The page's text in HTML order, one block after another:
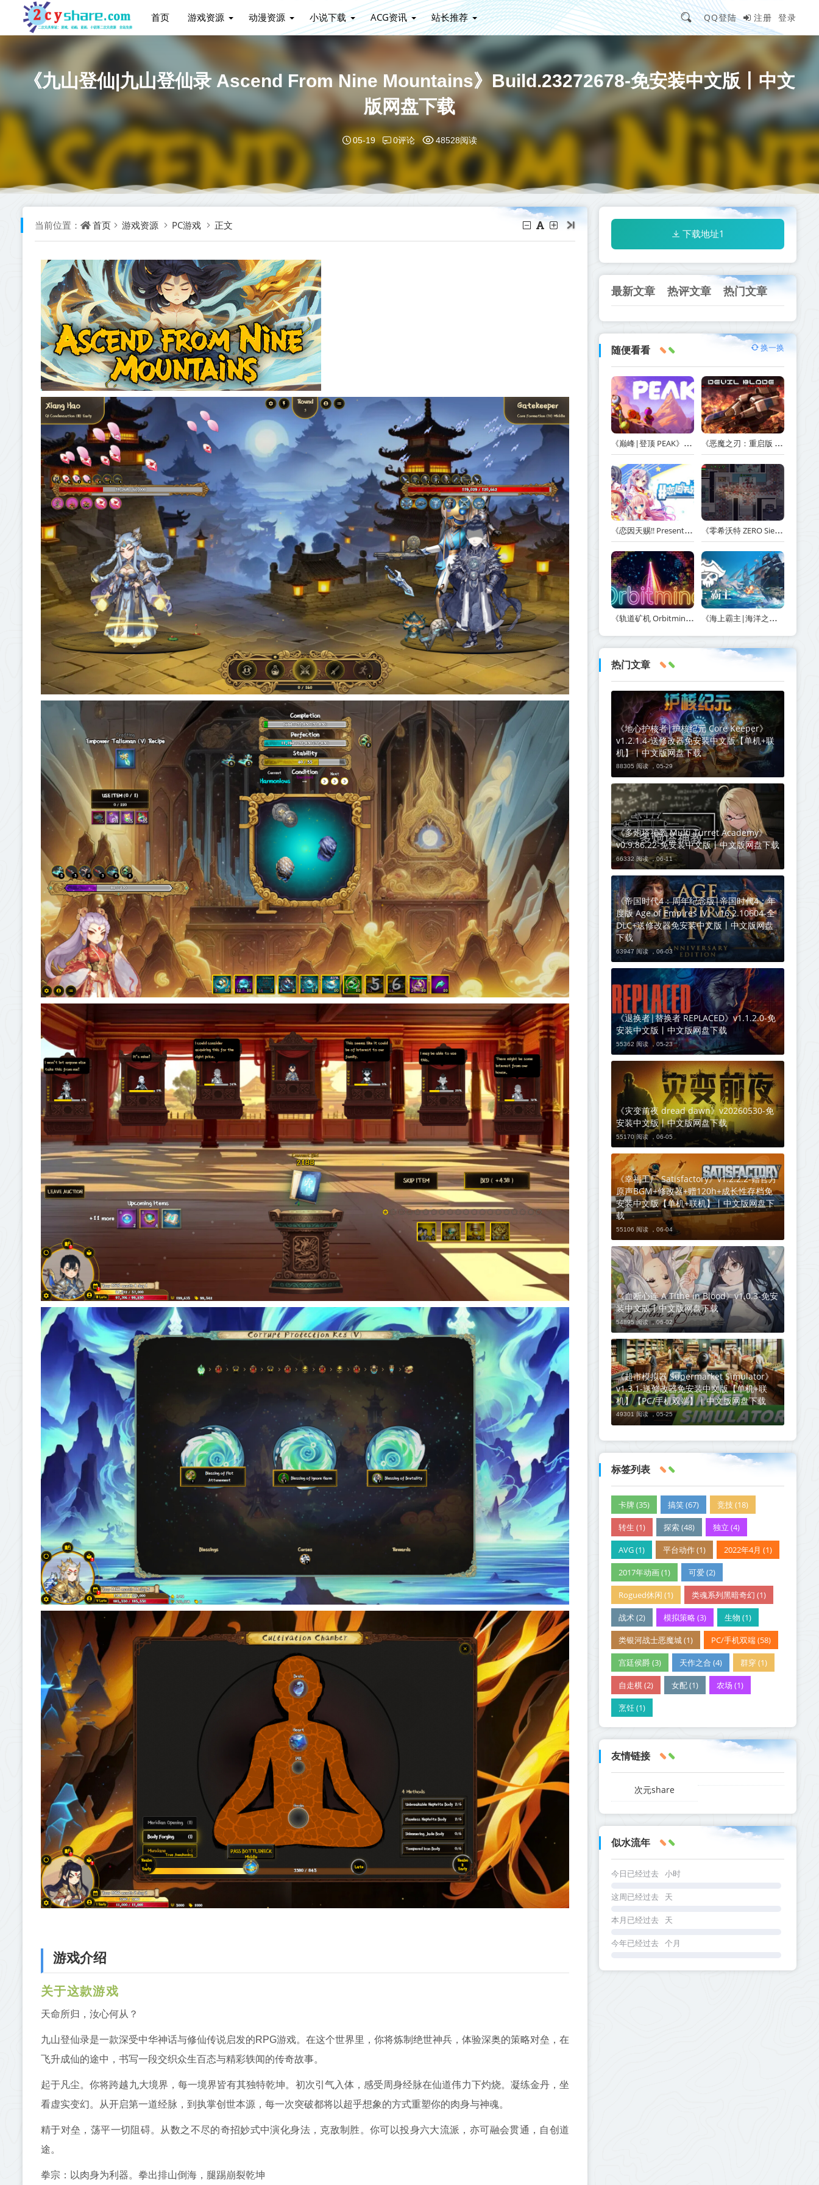
首页 游戏资源 动漫资源 小说下载 ACG资讯 站长推荐 QQ登陆 注册 登录
《九山登仙|九山登仙录 Ascend From Nine Mountains》Build.23272678-免安装中文版丨中文
版网盘下载
05-19 0评论 48528阅读
当前位置： 首页 游戏资源 PC游戏 正文
游戏介绍
关于这款游戏
天命所归，汝心何从？
九山登仙录是一款深受中华神话与修仙传说启发的RPG游戏。在这个世界里，你将炼制绝世神兵，体验深奥的策略对垒，在
飞升成仙的途中，书写一段交织众生百态与精彩轶闻的传奇故事。
起于凡尘。你将跨越九大境界，每一境界皆有其独特乾坤。初次引气入体，感受周身经脉在仙道伟力下灼烧。凝练金丹，坐
看虚实变幻。从开启第一道经脉，到执掌创世本源，每一次突破都将以超乎想象的方式重塑你的肉身与神魂。
精于对垒，荡平一切阻碍。从数之不尽的奇招妙式中演化身法，克敌制胜。你可以投身六大流派，亦可融会贯通，自创道
途。
拳宗：以肉身为利器。拳出排山倒海，腿踢崩裂乾坤
下载地址1
最新文章 热评文章 热门文章
随便看看 换一换
《巅峰|登顶 PEAK》v1.47.a【单机+联机】丨中文版网盘下载 《恶魔之刃：重启版 DEVIL BLADE REBOOT》v1.2.4-免安装中文版丨中文版网盘下载
《恋因天赐!! Present From Angel Template!! An Angel's Gift》Build.23930554-免安装中文版丨中文版网盘下载 《零希沃特 ZERO Sievert》v1.2.59-免安装中文版丨中文版网盘下载
《轨道矿机 Orbitmine》Build.24135737-免安装中文版丨中文版网盘下载 《海上霸主|海洋之王|七海之王 King of Seas》v1.20-免安装中文版丨中文版网盘下载
热门文章
《地心护核者|护核纪元 Core Keeper》
v1.2.1.4-送修改器免安装中文版【单机+联
机】丨中文版网盘下载
88305 阅读 ， 05-29
《多炮塔神教 Multi Turret Academy》
v0.9.86.22-免安装中文版丨中文版网盘下载
66332 阅读 ，06-11
《帝国时代4：周年纪念版|帝国时代4：年
度版 Age of Empires IV》v16.2.10604-全
DLC+送修改器免安装中文版丨中文版网盘
下载
63947 阅读 ，06-03
《退换者|替换者 REPLACED》v1.1.2.0-免
安装中文版丨中文版网盘下载
55362 阅读 ，05-23
《灾变前夜 dread dawn》v20260530-免
安装中文版丨中文版网盘下载
55170 阅读 ， 06-05
《幸福工厂 Satisfactory》v1.2.2.2-赠官方
原声BGM+修改器+赠120h+成长性存档免
安装中文版【单机+联机】丨中文版网盘下
载
55106 阅读 ， 06-04
《血断心连 A Tithe in Blood》v1.0.3-免安
装中文版丨中文版网盘下载
54895 阅读 ，06-02
《超市模拟器 Supermarket Simulator》
v1.3.1-送修改器免安装中文版【单机+联
机】【PC/手机双端】丨中文版网盘下载
49301 阅读 ，05-25
标签列表
卡牌 (35) 搞笑 (67) 竞技 (18)
转生 (1) 探索 (48) 独立 (4)
AVG (1) 平台动作 (1) 2022年4月 (1)
2017年动画 (1) 可爱 (2)
Rogued休闲 (1) 类魂系列黑暗奇幻 (1)
战术 (2) 模拟策略 (3) 生物 (1)
类银河战士恶魔城 (1) PC/手机双端 (58)
宫廷侯爵 (3) 天作之合 (4) 群穿 (1)
自走棋 (2) 女配 (1) 农场 (1)
烹饪 (1)
友情链接
次元share
似水流年
今日已经过去 小时
这周已经过去 天
本月已经过去 天
今年已经过去 个月